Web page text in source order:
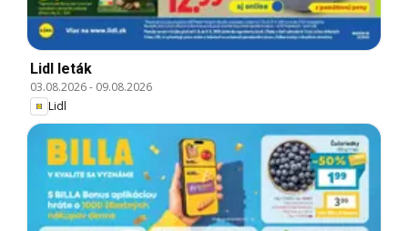
Lidl leták
03.08.2026- 09.08.2026
Lidl